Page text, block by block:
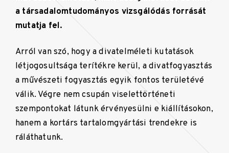
a társadalomtudományos vizsgálódás forrását
mutatja fel.
Arról van szó, hogy a divatelméleti kutatások
létjogosultsága terítékre kerül, a divatfogyasztás
a művészeti fogyasztás egyik fontos területévé
válik. Végre nem csupán viselettörténeti
szempontokat látunk érvényesülni e kiállításokon,
hanem a kortárs tartalomgyártási trendekre is
ráláthatunk.